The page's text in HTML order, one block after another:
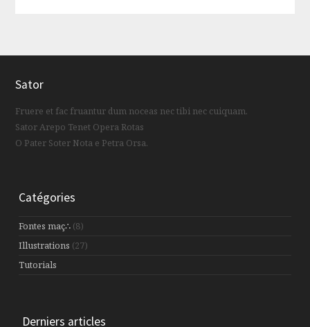
Sator
Fruere et fac fruantur dum noceas nec tibi nec cuiquam.
Sator Arepo Tenet Opera Rotas
O Pater Soter Nota e Petra Orsa.
Catégories
Fontes maç∴ (8)
Illustrations (27)
Tutorials
Derniers articles